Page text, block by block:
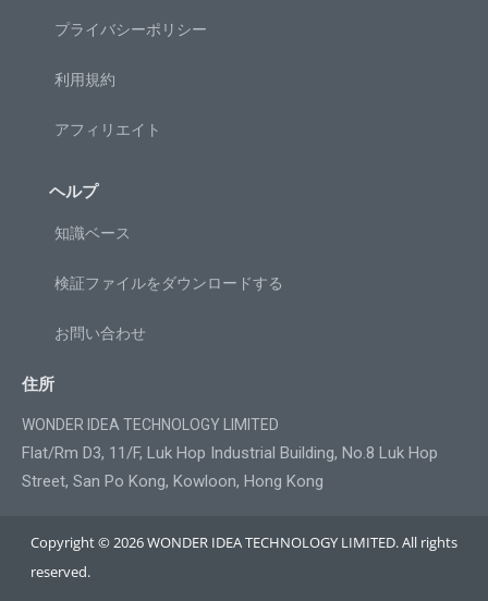
プライバシーポリシー
利用規約
アフィリエイト
ヘルプ
知識ベース
検証ファイルをダウンロードする
お問い合わせ
住所
WONDER IDEA TECHNOLOGY LIMITED
Flat/Rm D3, 11/F, Luk Hop Industrial Building, No.8 Luk Hop
Street, San Po Kong, Kowloon, Hong Kong
Copyright © 2026 WONDER IDEA TECHNOLOGY LIMITED. All rights
reserved.